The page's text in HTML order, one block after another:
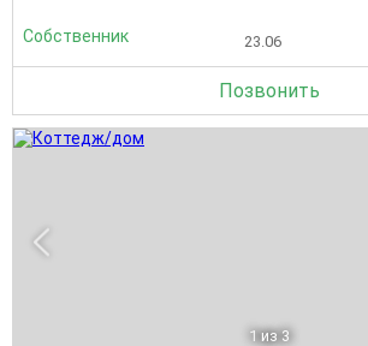
Собственник 23.06
Позвонить
1 из 3